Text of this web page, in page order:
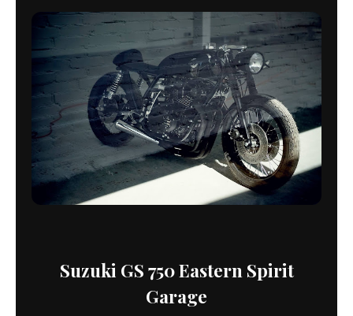
Suzuki GS 750 Eastern Spirit
Garage